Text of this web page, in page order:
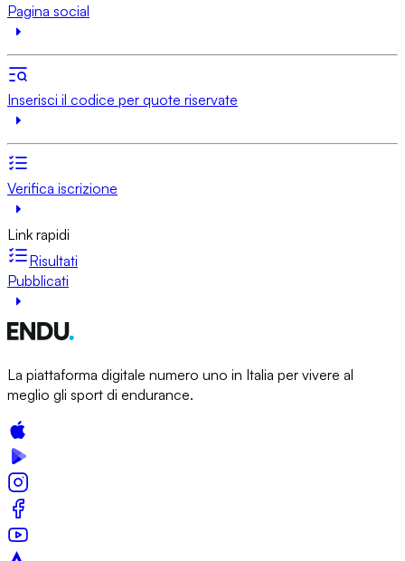
Pagina social
Inserisci il codice per quote riservate
Verifica iscrizione
Link rapidi
Risultati
Pubblicati
La piattaforma digitale numero uno in Italia per vivere al
meglio gli sport di endurance.